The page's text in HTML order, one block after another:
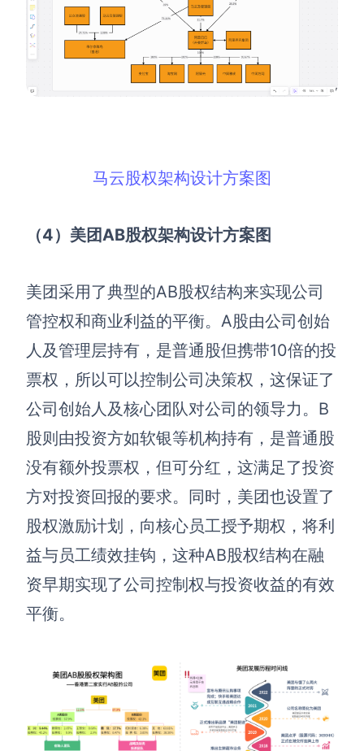
马云股权架构设计方案图
（4）美团AB股权架构设计方案图
美团采用了典型的AB股权结构来实现公司
管控权和商业利益的平衡。A股由公司创始
人及管理层持有，是普通股但携带10倍的投
票权，所以可以控制公司决策权，这保证了
公司创始人及核心团队对公司的领导力。B
股则由投资方如软银等机构持有，是普通股
没有额外投票权，但可分红，这满足了投资
方对投资回报的要求。同时，美团也设置了
股权激励计划，向核心员工授予期权，将利
益与员工绩效挂钩，这种AB股权结构在融
资早期实现了公司控制权与投资收益的有效
平衡。